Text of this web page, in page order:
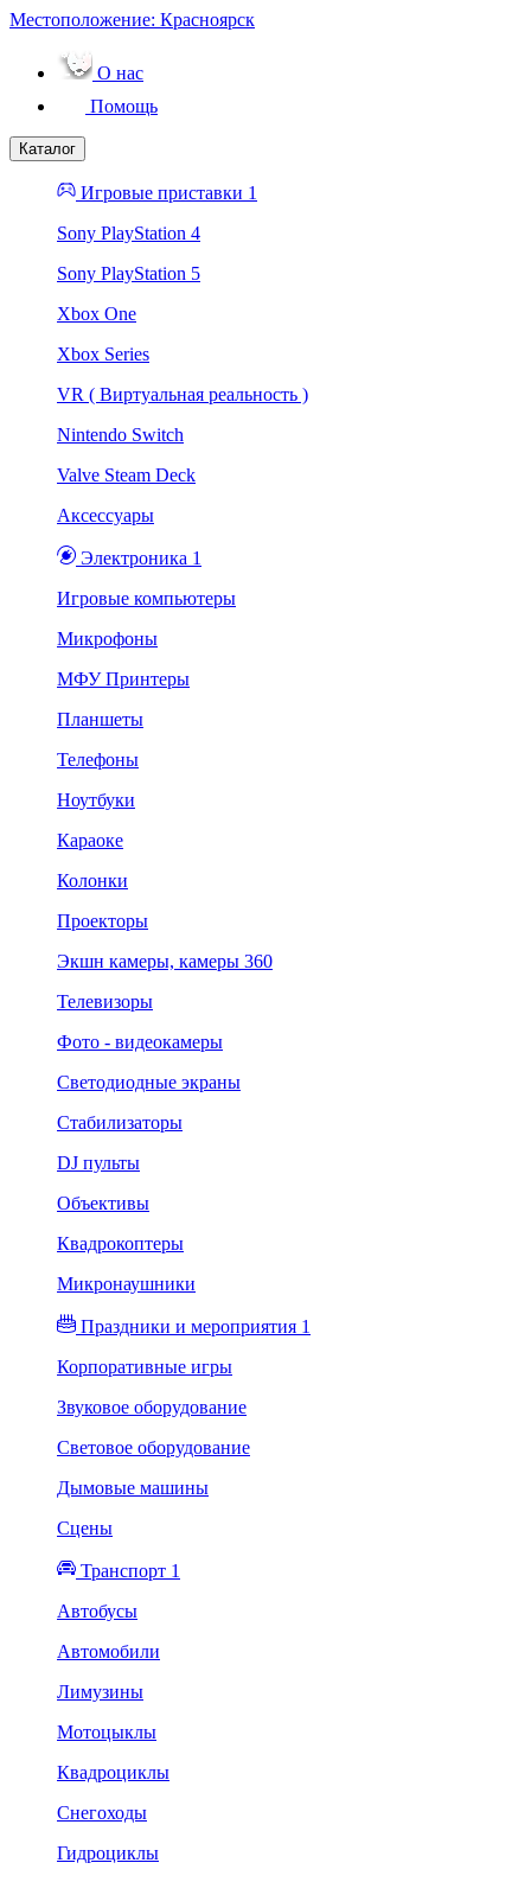
Местоположение: Красноярск
О нас
Помощь
Каталог
Игровые приставки 1
Sony PlayStation 4
Sony PlayStation 5
Xbox One
Xbox Series
VR ( Виртуальная реальность )
Nintendo Switch
Valve Steam Deck
Аксессуары
Электроника 1
Игровые компьютеры
Микрофоны
МФУ Принтеры
Планшеты
Телефоны
Ноутбуки
Караоке
Колонки
Проекторы
Экшн камеры, камеры 360
Телевизоры
Фото - видеокамеры
Светодиодные экраны
Стабилизаторы
DJ пульты
Объективы
Квадрокоптеры
Микронаушники
Праздники и мероприятия 1
Корпоративные игры
Звуковое оборудование
Световое оборудование
Дымовые машины
Сцены
Транспорт 1
Автобусы
Автомобили
Лимузины
Мотоцыклы
Квадроциклы
Снегоходы
Гидроциклы